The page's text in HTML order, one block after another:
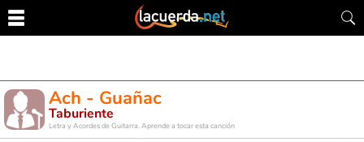
Ach - Guañac
Taburiente
Letra y Acordes de Guitarra. Aprende a tocar esta canción